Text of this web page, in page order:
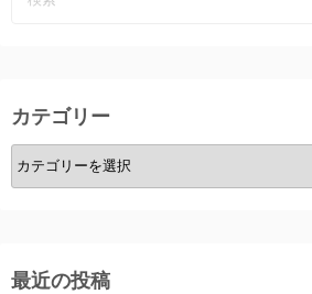
カテゴリー
カ
テ
ー
最近の投稿